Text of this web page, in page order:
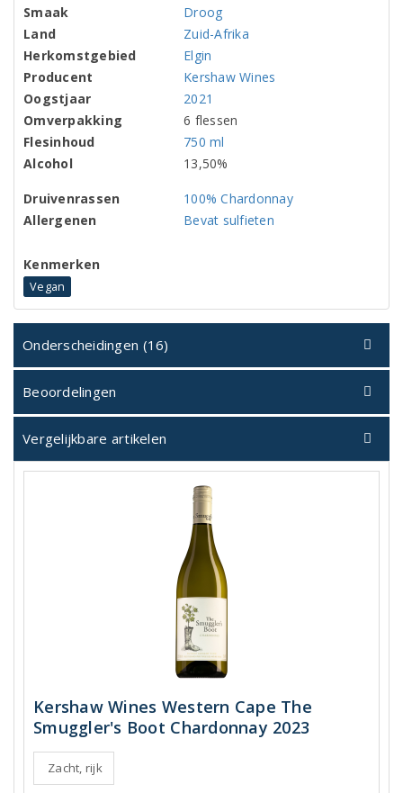
Smaak
Droog
Land
Zuid-Afrika
Herkomstgebied
Elgin
Producent
Kershaw Wines
Oogstjaar
2021
Omverpakking
6 flessen
Flesinhoud
750 ml
Alcohol
13,50%
Druivenrassen
100% Chardonnay
Allergenen
Bevat sulfieten
Kenmerken
Vegan
Onderscheidingen (16)
Beoordelingen
Vergelijkbare artikelen
Kershaw Wines Western Cape The
Smuggler's Boot Chardonnay 2023
Zacht, rijk